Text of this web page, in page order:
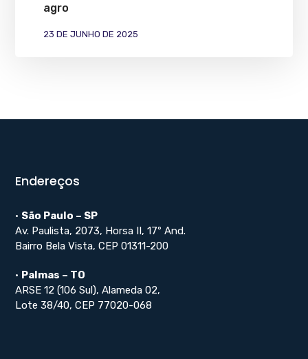
agro
23 DE JUNHO DE 2025
Endereços
• São Paulo – SP
Av. Paulista, 2073, Horsa II, 17º And.
Bairro Bela Vista, CEP 01311-200
• Palmas – TO
ARSE 12 (106 Sul), Alameda 02,
Lote 38/40, CEP 77020-068